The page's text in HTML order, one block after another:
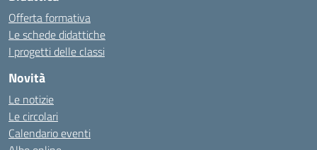
Offerta formativa
Le schede didattiche
I progetti delle classi
Novità
Le notizie
Le circolari
Calendario eventi